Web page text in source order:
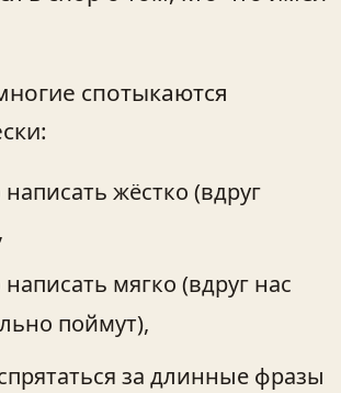
спотыкаются
жёстко (вдруг
мягко (вдруг нас
поймут),
за длинные фразы